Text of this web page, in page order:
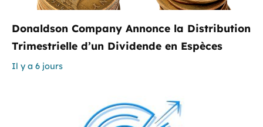
Donaldson Company Annonce la Distribution
Trimestrielle d’un Dividende en Espèces
Il y a 6 jours